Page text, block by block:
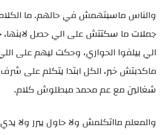
والناس ماسبتهمش في حالهم. ما
جملات ما سكتتش على الي حصل
الي بيلفوا الحواري، وحكت ليهم على
ماكدبتش خبر، الكل ابتدا يتكلم على
شغالين مع عم محمد مبطلوش كلام.
والمعلم مااتكلمش ولا حاول يبرر ولا